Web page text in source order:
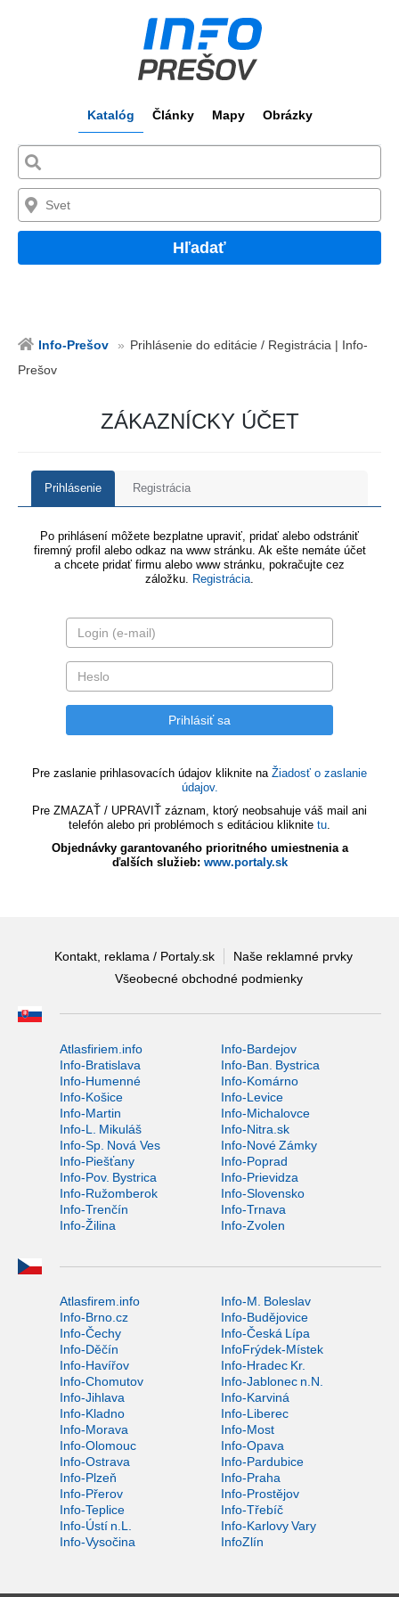
Katalóg Články Mapy Obrázky
Hľadať
Info-Prešov
Prihlásenie do editácie / Registrácia | Info-
Prešov
ZÁKAZNÍCKY ÚČET
Prihlásenie Registrácia
Po prihlásení môžete bezplatne upraviť, pridať alebo odstrániť
firemný profil alebo odkaz na www stránku. Ak ešte nemáte účet
a chcete pridať firmu alebo www stránku, pokračujte cez
záložku. Registrácia.
Pre zaslanie prihlasovacích údajov kliknite na Žiadosť o zaslanie
údajov.
Pre ZMAZAŤ / UPRAVIŤ záznam, ktorý neobsahuje váš mail ani
telefón alebo pri problémoch s editáciou kliknite tu.
Objednávky garantovaného prioritného umiestnenia a
ďalších služieb: www.portaly.sk
Kontakt, reklama / Portaly.sk
Naše reklamné prvky
Všeobecné obchodné podmienky
Atlasfiriem.info
Info-Bardejov
Info-Bratislava
Info-Ban. Bystrica
Info-Humenné
Info-Komárno
Info-Košice
Info-Levice
Info-Martin
Info-Michalovce
Info-L. Mikuláš
Info-Nitra.sk
Info-Sp. Nová Ves
Info-Nové Zámky
Info-Piešťany
Info-Poprad
Info-Pov. Bystrica
Info-Prievidza
Info-Ružomberok
Info-Slovensko
Info-Trenčín
Info-Trnava
Info-Žilina
Info-Zvolen
Atlasfirem.info
Info-M. Boleslav
Info-Brno.cz
Info-Budějovice
Info-Čechy
Info-Česká Lípa
Info-Děčín
InfoFrýdek-Místek
Info-Havířov
Info-Hradec Kr.
Info-Chomutov
Info-Jablonec n.N.
Info-Jihlava
Info-Karviná
Info-Kladno
Info-Liberec
Info-Morava
Info-Most
Info-Olomouc
Info-Opava
Info-Ostrava
Info-Pardubice
Info-Plzeň
Info-Praha
Info-Přerov
Info-Prostějov
Info-Teplice
Info-Třebíč
Info-Ústí n.L.
Info-Karlovy Vary
Info-Vysočina
InfoZlín